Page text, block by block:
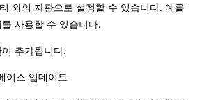
외의 자판으로 설정할 수 있습니다. 예를
사용할 수 있습니다.
추가됩니다.
이스 업데이트